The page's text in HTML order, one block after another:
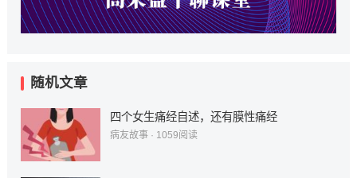
随机文章
四个女生痛经自述，还有膜性痛经
病友故事· 1059阅读